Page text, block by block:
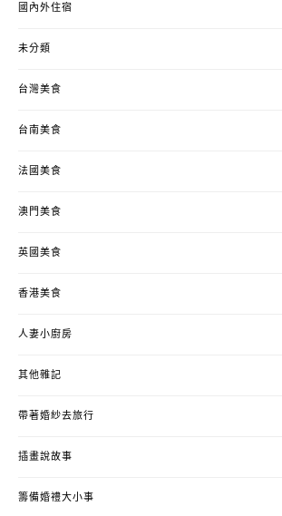
國內外住宿
未分類
台灣美食
台南美食
法國美食
澳門美食
英國美食
香港美食
人妻小廚房
其他雜記
帶著婚紗去旅行
插畫說故事
籌備婚禮大小事